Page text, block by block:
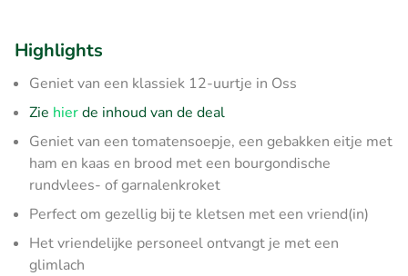
Highlights
Geniet van een klassiek 12-uurtje in Oss
Zie hierde inhoud van de deal
Geniet van een tomatensoepje, een gebakken eitje met
ham en kaas en brood met een bourgondische
rundvlees- of garnalenkroket
Perfect om gezellig bij te kletsen met een vriend(in)
Het vriendelijke personeel ontvangt je met een
glimlach